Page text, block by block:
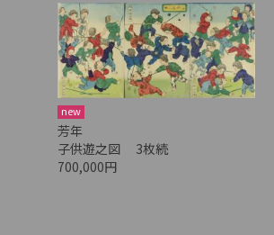
new
芳年
子供遊之図 3枚続
700,000円